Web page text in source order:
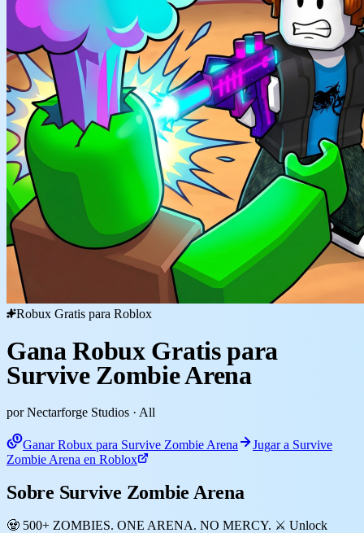
Robux Gratis para Roblox
Gana Robux Gratis para
Survive Zombie Arena
por Nectarforge Studios · All
Ganar Robux para Survive Zombie Arena
Jugar a Survive
Zombie Arena en Roblox
Sobre Survive Zombie Arena
🧟 500+ ZOMBIES. ONE ARENA. NO MERCY. ⚔️ Unlock